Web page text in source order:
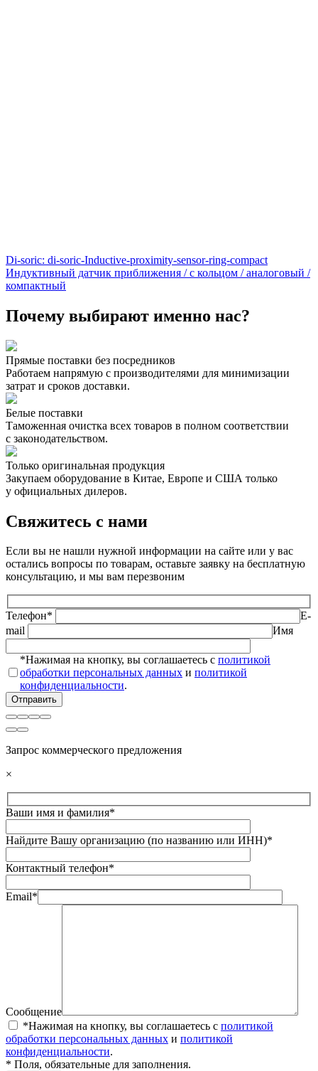
Di-soric: di-soric-Inductive-proximity-sensor-ring-compact
Индуктивный датчик приближения / с кольцом / аналоговый /
компактный
Почему выбирают именно нас?
Прямые поставки без посредников
Работаем напрямую с производителями для минимизации
затрат и сроков доставки.
Белые поставки
Таможенная очистка всех товаров в полном соответствии
с законодательством.
Только оригинальная продукция
Закупаем оборудование в Китае, Европе и США только
у официальных дилеров.
Свяжитесь с нами
Если вы не нашли нужной информации на сайте или у вас
остались вопросы по товарам, оставьте заявку на бесплатную
консультацию, и мы вам перезвоним
Телефон*
E-
mail
Имя
*Нажимая на кнопку, вы соглашаетесь с политикой
обработки персональных данных и политикой
конфиденциальности.
Запрос коммерческого предложения
×
Ваши имя и фамилия*
Найдите Вашу организацию (по названию или ИНН)*
Контактный телефон*
Email*
Сообщение
*Нажимая на кнопку, вы соглашаетесь с политикой
обработки персональных данных и политикой
конфиденциальности.
* Поля, обязательные для заполнения.